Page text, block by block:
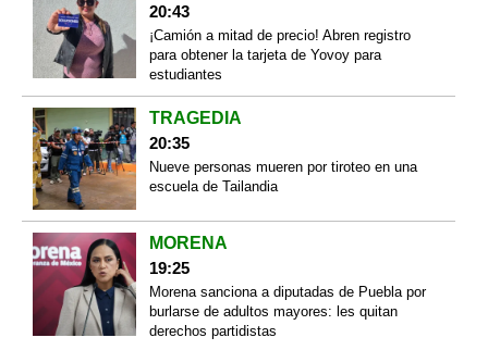
20:43
¡Camión a mitad de precio! Abren registro
para obtener la tarjeta de Yovoy para
estudiantes
TRAGEDIA
20:35
Nueve personas mueren por tiroteo en una
escuela de Tailandia
MORENA
19:25
Morena sanciona a diputadas de Puebla por
burlarse de adultos mayores: les quitan
derechos partidistas